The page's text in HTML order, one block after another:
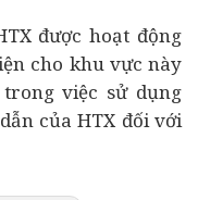
được hoạt động
cho khu vực này
việc sử dụng
của HTX đối với